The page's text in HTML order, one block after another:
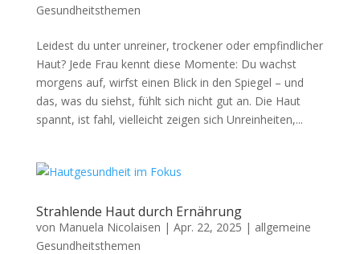
Gesundheitsthemen
Leidest du unter unreiner, trockener oder empfindlicher
Haut? Jede Frau kennt diese Momente: Du wachst
morgens auf, wirfst einen Blick in den Spiegel – und
das, was du siehst, fühlt sich nicht gut an. Die Haut
spannt, ist fahl, vielleicht zeigen sich Unreinheiten,...
Strahlende Haut durch Ernährung
von Manuela Nicolaisen | Apr. 22, 2025 | allgemeine
Gesundheitsthemen